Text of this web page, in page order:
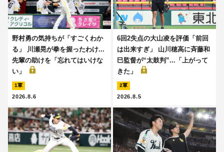
野村勇の気持ちが「すごくわか
る」 川瀬晃が拳を握ったわけ...
先輩の助けを「忘れてはいけな
い」
1軍
2026.8.6
6回2失点の大山凌を評価「前回
は出来すぎ」 山川穂高に斉藤和
巳監督が“太鼓判”...「上がって
きた」
2軍
2026.8.5